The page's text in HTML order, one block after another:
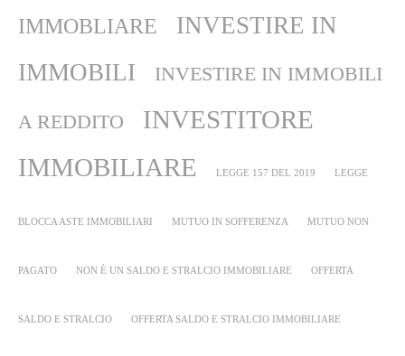
IMMOBLIARE
INVESTIRE IN
IMMOBILI
INVESTIRE IN IMMOBILI
A REDDITO
INVESTITORE
IMMOBILIARE
LEGGE 157 DEL 2019 LEGGE
BLOCCA ASTE IMMOBILIARI MUTUO IN SOFFERENZA MUTUO NON
PAGATO NON È UN SALDO E STRALCIO IMMOBILIARE OFFERTA
SALDO E STRALCIO OFFERTA SALDO E STRALCIO IMMOBILIARE